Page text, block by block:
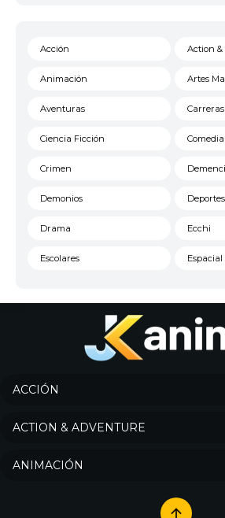
Acción Action
Animación Artes
Aventuras Carreras
Ciencia Ficción Comedia
Crimen
Demonios Deportes
Drama Ecchi
Escolares Espacial
Historico
Josei
Música
ACCIÓN
ACTION & ADVENTURE
ANIMACIÓN